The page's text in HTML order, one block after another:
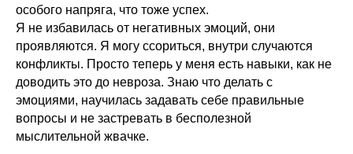
особого напряга, что тоже успех.
Я не избавилась от негативных эмоций, они
проявляются. Я могу ссориться, внутри случаются
конфликты. Просто теперь у меня есть навыки, как не
доводить это до невроза. Знаю что делать с
эмоциями, научилась задавать себе правильные
вопросы и не застревать в бесполезной
мыслительной жвачке.